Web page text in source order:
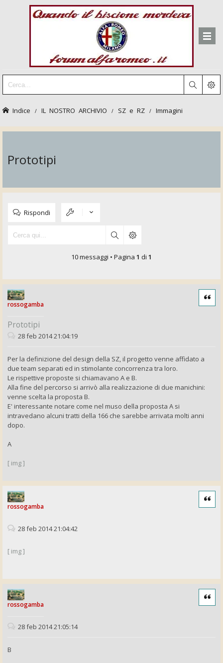
Indice IL NOSTRO ARCHIVIO SZ e RZ Immagini
Prototipi
Rispondi
10 messaggi • Pagina 1 di 1
rossogamba
Prototipi
Cita
28 feb 2014 21:04:19
Per la definizione del design della SZ, il progetto venne affidato a
due team separati ed in stimolante concorrenza tra loro.
Le rispettive proposte si chiamavano A e B.
Alla fine del percorso si arrivò alla realizzazione di due manichini:
venne scelta la proposta B.
E' interessante notare come nel muso della proposta A si
intravedano alcuni tratti della 166 che sarebbe arrivata molti anni
dopo.
A
[ img ]
rossogamba
Cita
28 feb 2014 21:04:42
[ img ]
rossogamba
Cita
28 feb 2014 21:05:14
B